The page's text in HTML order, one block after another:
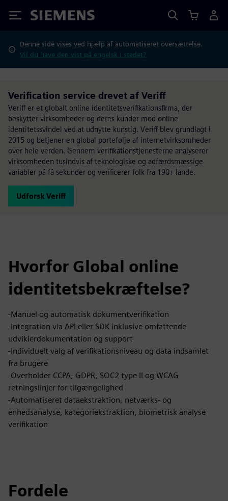
Siemens
Denne side vises ved hjælp af automatiseret oversættelse.
Vil du have den vist på engelsk i stedet?
Verification service drevet af Veriff
Veriff er et globalt online identitetsverifikationsfirma, der
beskytter virksomheder og deres kunder mod online
identitetssvindel ved at udnytte kunstig. Veriff blev grundlagt i
2015 og betjener en global portefølje af internetvirksomheder
over hele verden. Gennem verifikationstjenesterne analyserer
virksomheden tusindvis af teknologiske og adfærdsmæssige
variabler på få sekunder og verificerer folk fra 190+ lande.
Udforsk Veriff
Hvorfor Global online
identitetsbekræftelse?
-Manuel og automatisk dokumentverifikation
-Integration via API eller SDK inklusive omfattende
udviklerdokumentation og support
-Individuelt valg af verifikationsniveau og data indsamlet
fra brugere
-Overholder CCPA, GDPR, SOC2 type II og WCAG
retningslinjer for tilgængelighed
-Automatiseret dataekstraktion, netværks- og
enhedsanalyse, kategoriekstraktion, biometrisk analyse
verifikation
Fordele